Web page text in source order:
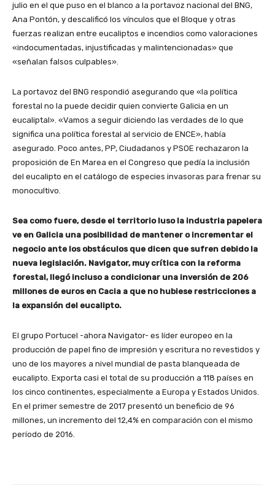
julio en el que puso en el blanco a la portavoz nacional del BNG,
Ana Pontón, y descalificó los vínculos que el Bloque y otras
fuerzas realizan entre eucaliptos e incendios como valoraciones
«indocumentadas, injustificadas y malintencionadas» que
«señalan falsos culpables».
La portavoz del BNG respondió asegurando que «la política
forestal no la puede decidir quien convierte Galicia en un
eucaliptal». «Vamos a seguir diciendo las verdades de lo que
significa una política forestal al servicio de ENCE», había
asegurado. Poco antes, PP, Ciudadanos y PSOE rechazaron la
proposición de En Marea en el Congreso que pedía la inclusión
del eucalipto en el catálogo de especies invasoras para frenar su
monocultivo.
Sea como fuere, desde el territorio luso la industria papelera
ve en Galicia una posibilidad de mantener o incrementar el
negocio ante los obstáculos que dicen que sufren debido la
nueva legislación. Navigator, muy crítica con la reforma
forestal, llegó incluso a condicionar una inversión de 206
millones de euros en Cacia a que no hubiese restricciones a
la expansión del eucalipto.
El grupo Portucel -ahora Navigator- es líder europeo en la
producción de papel fino de impresión y escritura no revestidos y
uno de los mayores a nivel mundial de pasta blanqueada de
eucalipto. Exporta casi el total de su producción a 118 países en
los cinco continentes, especialmente a Europa y Estados Unidos.
En el primer semestre de 2017 presentó un beneficio de 96
millones, un incremento del 12,4% en comparación con el mismo
período de 2016.